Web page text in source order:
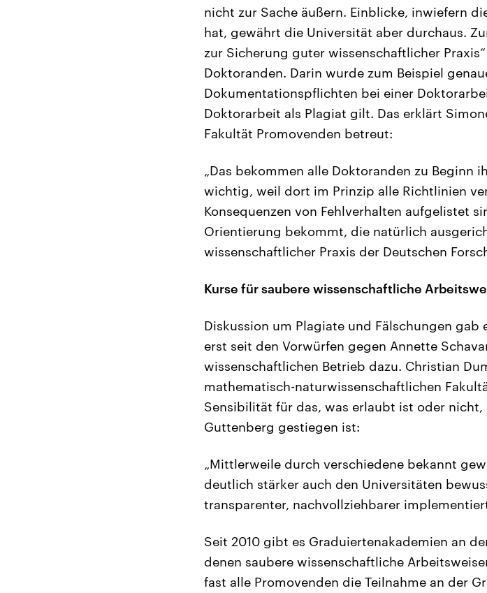
nicht zur Sache äußern. Einblicke, inwiefern
hat, gewährt die Universität aber durchaus.
zur Sicherung guter wissenschaftlicher
Doktoranden. Darin wurde zum Beispiel
Dokumentationspflichten bei einer
Doktorarbeit als Plagiat gilt. Das erklärt
Fakultät Promovenden betreut:
„Das bekommen alle Doktoranden zu Beginn
wichtig, weil dort im Prinzip alle Richtlinien
Konsequenzen von Fehlverhalten aufgelistet
Orientierung bekommt, die natürlich
wissenschaftlicher Praxis der Deutschen
Kurse für saubere wissenschaftliche
Diskussion um Plagiate und Fälschungen
erst seit den Vorwürfen gegen Annette
wissenschaftlichen Betrieb dazu. Christian
mathematisch-naturwissenschaftlichen
Sensibilität für das, was erlaubt ist oder nicht,
Guttenberg gestiegen ist:
„Mittlerweile durch verschiedene bekannt
deutlich stärker auch den Universitäten
transparenter, nachvollziehbarer
Seit 2010 gibt es Graduiertenakademien an
denen saubere wissenschaftliche
fast alle Promovenden die Teilnahme an der